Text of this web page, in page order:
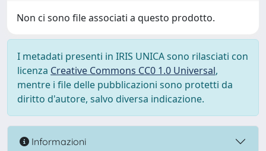
Non ci sono file associati a questo prodotto.
I metadati presenti in IRIS UNICA sono rilasciati con
licenza Creative Commons CC0 1.0 Universal,
mentre i file delle pubblicazioni sono protetti da
diritto d'autore, salvo diversa indicazione.
Informazioni